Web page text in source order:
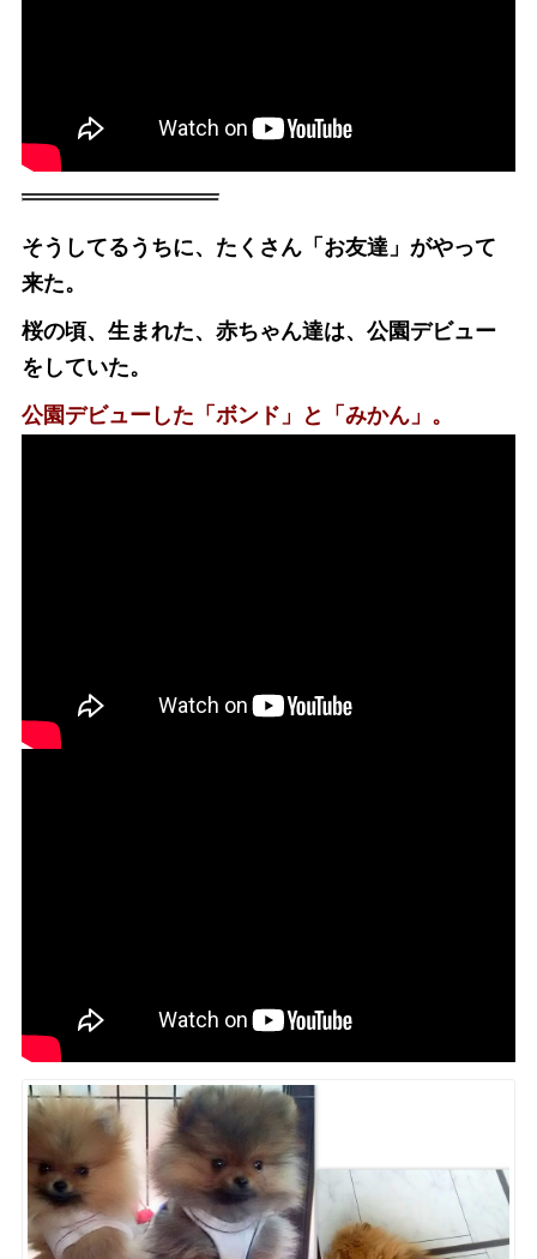
そうしてるうちに、たくさん「お友達」がやって
来た。
桜の頃、生まれた、赤ちゃん達は、公園デビュー
をしていた。
公園デビューした「ボンド」と「みかん」。